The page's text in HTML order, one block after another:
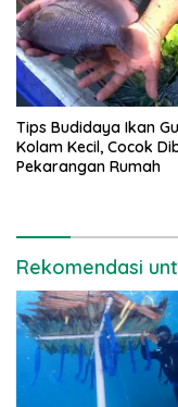
Tips Budidaya Ikan
Kolam Kecil, Cocok
Pekarangan Rumah
Rekomendasi